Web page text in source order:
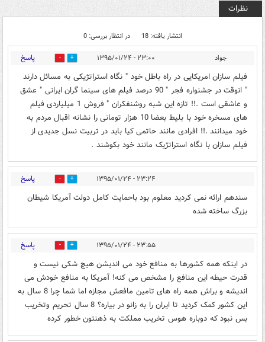
نظرات
انتشار یافته: 18 در انتظار بررسی: 0
جواد ۲۳:۰۰ - ۱۳۹۵/۰۱/۲۴ 2 پاسخ
فیلم سازان امریکایی در راه باطل خود " نگاه استراتژیکی به مسائل دارند
" انوقت در جشنواره فجر " 90 درصد فیلم های سینما گران ایرانی " عشق
و عاشقی است .!! تازه این شبه روشنفکران " فروش 1 میلیاردی فیلم
های مسخره خود با بلیط بعضا 10 هزار تومانی را نشانه اقبال مردم به
خود میدانند .!! افرادی مانند حاتمی کیا باید در تربیت نسل جدیدی از
فیلم سازان با نگاه استراتژیک مانند خود بکوشند .
۲۳:۲۴ - ۱۳۹۵/۰۱/۲۴ 0 پاسخ
سندهم ارائه نمی کردید معلوم بود باحمایت کامل دولت آمریکا شیطان
بزرگ ساخته شده
۲۳:۵۵ - ۱۳۹۵/۰۱/۲۴ 0 پاسخ
در اینکه همه کشورها به منافع خود می اندیشن هیچ شکی نیست و
قدرت حیطه این منافع را مشخص می کنه! آمریکا به منافع خودش می
اندیشه و براش همه راه های تامین مافعش مجازه اما شما چرا 8 سال به
این کشور کمک کردید تا ایران را به زانو در بیاره؟ 8 سال تحریم وتخریب
بس نبود که دوباره هوس تخریب مملکت به ذهنتون خطور کرده